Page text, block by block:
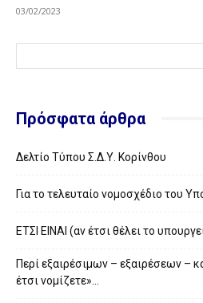
03/02/2023
Πρόσφατα άρθρα
Δελτίο Τύπου Σ.Δ.Υ. Κορίνθου
Για το τελευταίο νομοσχέδιο του
ΕΤΣΙ ΕΙΝΑΙ (αν έτσι θέλει το
Περί εξαιρέσιμων – εξαιρέσεων –
έτσι νομίζετε»…